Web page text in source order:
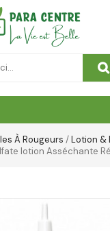
À Rougeurs /Lotion &
lotion Asséchante